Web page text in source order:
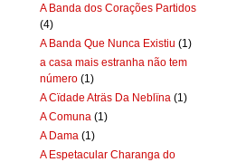
A Banda dos Corações Partidos
(4)
A Banda Que Nunca Existiu (1)
a casa mais estranha não tem
número (1)
A Cïdade Aträs Da Neblïna (1)
A Comuna (1)
A Dama (1)
A Espetacular Charanga do